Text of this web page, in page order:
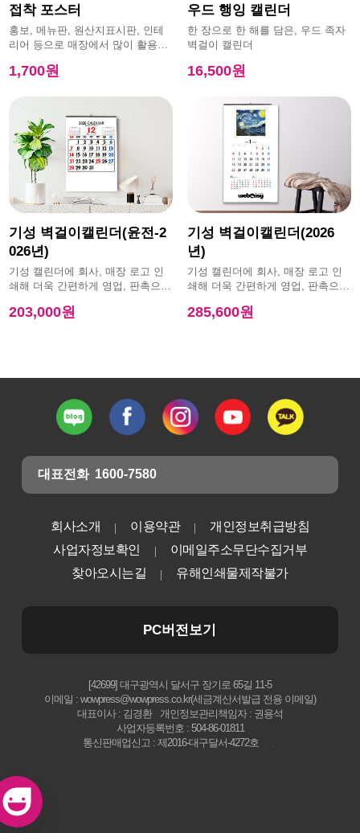
접착 포스터
홍보, 메뉴판, 원산지표시판, 인테
리어 등으로 매장에서 많이 활용하
1,700원
우드 행잉 캘린더
한 장으로 한 해를 담은, 우드 족자
벽걸이 캘린더
16,500원
기성 벽걸이캘린더(윤전-2
026년)
기성 캘린더에 회사, 매장 로고 인
쇄해 더욱 간편하게 영업, 판촉으로
203,000원
기성 벽걸이캘린더(2026
년)
기성 캘린더에 회사, 매장 로고 인
쇄해 더욱 간편하게 영업, 판촉으로
285,600원
대표전화 1600-7580
회사소개 이용약관
개인정보취급방침
사업자정보확인
이메일주소무단수집거부
찾아오시는길
유해인쇄물제작불가
PC버전보기
[42699] 대구광역시 달서구 장기로 65길 11-5
이메일 : wowpress@wowpress.co.kr(세금계산서발급 전용 이메일)
대표이사 : 김경환
개인정보관리책임자 : 권용석
사업자등록번호 : 504-86-01811
통신판매업신고 : 제2016-대구달서-4272호